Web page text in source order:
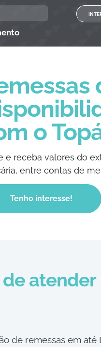
o
e receba valores do
entre contas de
Tenho interesse!
atender
de remessas em até